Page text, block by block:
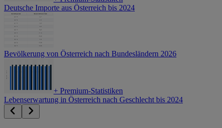
Deutsche Importe aus Österreich bis 2024
Bevölkerung von Österreich nach Bundesländern 2026
+ Premium-Statistiken
Lebenserwartung in Österreich nach Geschlecht bis 2024